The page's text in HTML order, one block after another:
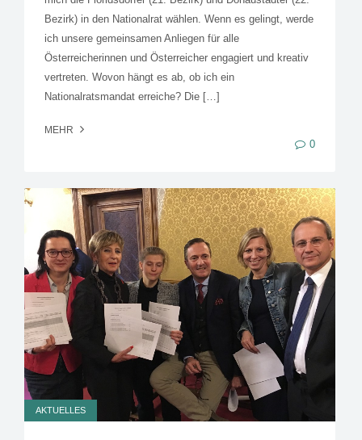
Bezirk) in den Nationalrat wählen. Wenn es gelingt, werde
ich unsere gemeinsamen Anliegen für alle
Österreicherinnen und Österreicher engagiert und kreativ
vertreten. Wovon hängt es ab, ob ich ein
Nationalratsmandat erreiche? Die […]
MEHR
0
AKTUELLES